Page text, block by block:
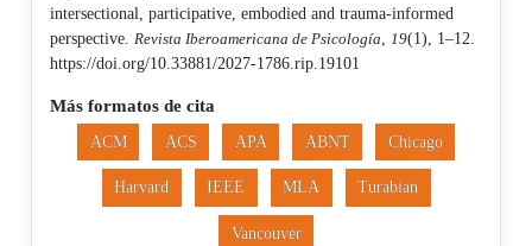
intersectional, participative, embodied and trauma-informed
perspective.Revista Iberoamericana de Psicología,19(1), 1–12.
https://doi.org/10.33881/2027-1786.rip.19101
Más formatos de cita
ACM ACS APA ABNT Chicago
Harvard IEEE MLA Turabian
Vancouver